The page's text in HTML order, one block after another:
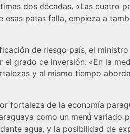
dos décadas. «Las cuatro
esas patas falla, empieza a
de riesgo país, el
el grado de inversión. «En la
y al mismo tiempo
fortaleza de la economía
como un menú
agua, y la posibilidad de